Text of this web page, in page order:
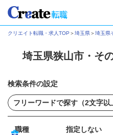
クリエイト転職・求人TOP ＞埼玉県＞埼玉県
埼玉県狭山市・そ
検索条件の設定
職種 指定しない